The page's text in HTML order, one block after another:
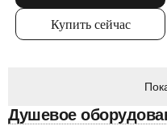
Купить сейчас
Душевое